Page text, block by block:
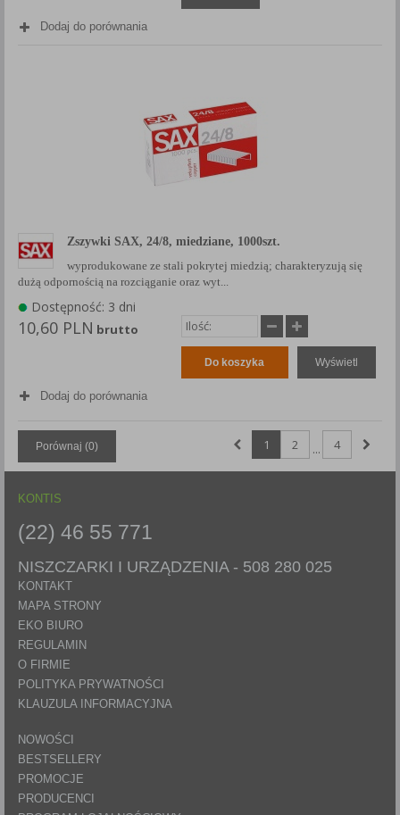
Dodaj do porównania
Zszywki SAX, 24/8, miedziane, 1000szt.
wyprodukowane ze stali pokrytej miedzią; charakteryzują się
dużą odpornością na rozciąganie oraz wyt...
Dostępność: 3 dni
10,60 PLN brutto
Do koszyka Wyświetl
Dodaj do porównania
Porównaj (0) 1 2 ... 4
KONTIS
(22) 46 55 771
NISZCZARKI I URZĄDZENIA - 508 280 025
KONTAKT
MAPA STRONY
EKO BIURO
REGULAMIN
O FIRMIE
POLITYKA PRYWATNOŚCI
KLAUZULA INFORMACYJNA
NOWOŚCI
BESTSELLERY
PROMOCJE
PRODUCENCI